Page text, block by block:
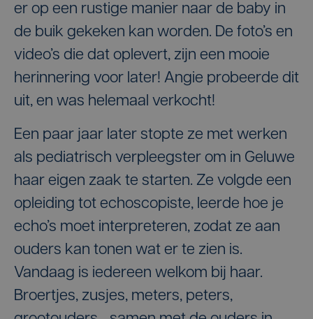
er op een rustige manier naar de baby in
de buik gekeken kan worden. De foto’s en
video’s die dat oplevert, zijn een mooie
herinnering voor later! Angie probeerde dit
uit, en was helemaal verkocht!
Een paar jaar later stopte ze met werken
als pediatrisch verpleegster om in Geluwe
haar eigen zaak te starten. Ze volgde een
opleiding tot echoscopiste, leerde hoe je
echo’s moet interpreteren, zodat ze aan
ouders kan tonen wat er te zien is.
Vandaag is iedereen welkom bij haar.
Broertjes, zusjes, meters, peters,